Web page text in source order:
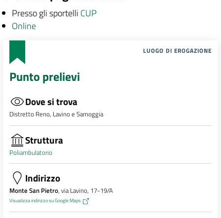
Presso gli sportelli CUP
Online
LUOGO DI EROGAZIONE
Punto prelievi
Dove si trova
Distretto Reno, Lavino e Samoggia
Struttura
Poliambulatorio
Indirizzo
Monte San Pietro, via Lavino, 17-19/A
Visualizza indirizzo su Google Maps